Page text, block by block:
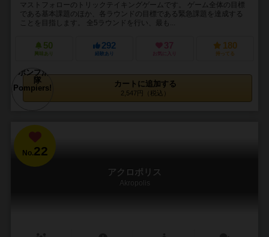
マストフォローのトリックテイキングゲームです。 ゲーム全体の目標
である基本課題のほか、各ラウンドの目標である緊急課題を達成する
ことを目指します。 全5ラウンドを行い、最も...
50
興味あり
292
経験あり
37
お気に入り
180
持ってる
カートに追加する
2,547円（税込）
No.22
アクロポリス
Akropolis